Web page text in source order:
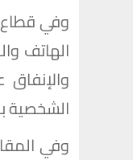
الشخصية
وفي